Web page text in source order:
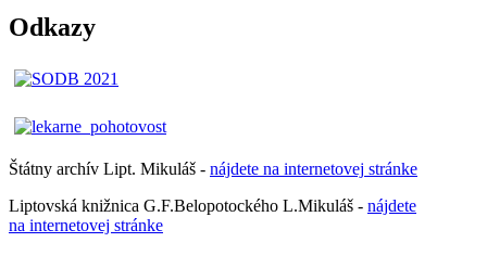
Odkazy
Štátny archív Lipt. Mikuláš - nájdete na internetovej stránke
Liptovská knižnica G.F.Belopotockého L.Mikuláš - nájdete
na internetovej stránke